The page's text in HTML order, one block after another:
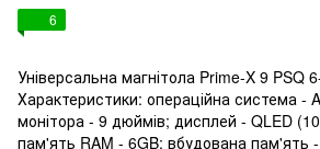
6
Універсальна магнітола Prime-X 9 PSQ
Характеристики: операційна система -
монітора - 9 дюймів; дисплей - QLED
пам'ять RAM - 6GB; вбудована пам'ять